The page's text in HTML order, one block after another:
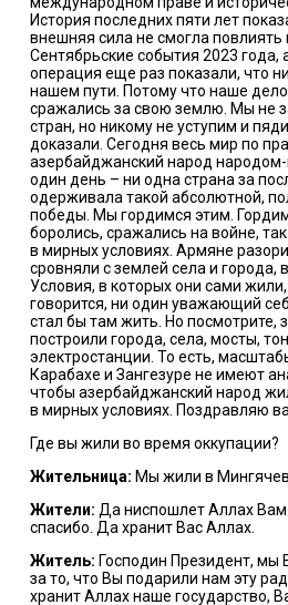
История последних пяти лет
внешняя сила не смогла повлиять
Сентябрьские события 2023 года,
операция еще раз показали, что
нашем пути. Потому что наше
сражались за свою землю. Мы не
стран, но никому не уступим и
доказали. Сегодня весь мир по
азербайджанский народ
один день – ни одна страна за
одерживала такой абсолютной,
победы. Мы гордимся этим.
боролись, сражались на войне,
в мирных условиях. Армяне
сровняли с землей села и города,
Условия, в которых они сами
говорится, ни один уважающий
стал бы там жить. Но посмотрите,
построили города, села, мосты,
электростанции. То есть,
Карабахе и Зангезуре не имеют
чтобы азербайджанский народ
в мирных условиях. Поздравляю
Где вы жили во время оккупации?
Жительница: Мы жили в
Жители: Да ниспошлет Аллах
спасибо. Да хранит Вас Аллах.
Житель: Господин Президент, мы
за то, что Вы подарили нам эту
хранит Аллах наше государство,